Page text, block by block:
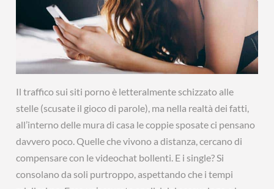
Il traffico sui siti porno è letteralmente schizzato alle
stelle (scusate il gioco di parole), ma nella realtà dei fatti,
all’interno delle mura di casa le coppie sposate ci pensano
davvero poco. Quelle che vivono a distanza, cercano di
compensare con le videochat bollenti. E i single? Si
consolano da soli purtroppo, aspettando che i tempi